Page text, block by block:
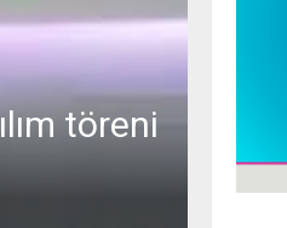
töreni